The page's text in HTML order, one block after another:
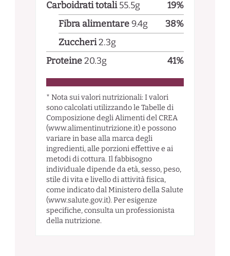
Carboidrati totali 55.5g 19%
Fibra alimentare9.4g 38%
Zuccheri2.3g
Proteine20.3g 41%
* Nota sui valori nutrizionali: I valori
sono calcolati utilizzando le Tabelle di
Composizione degli Alimenti del CREA
(www.alimentinutrizione.it) e possono
variare in base alla marca degli
ingredienti, alle porzioni effettive e ai
metodi di cottura. Il fabbisogno
individuale dipende da età, sesso, peso,
stile di vita e livello di attività fisica,
come indicato dal Ministero della Salute
(www.salute.gov.it). Per esigenze
specifiche, consulta un professionista
della nutrizione.